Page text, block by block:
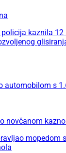
kaznila
automobilom s
novčanom
mopedom